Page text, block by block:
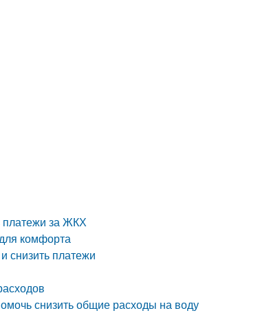
платежи за ЖКХ
комфорта
снизить платежи
снизить общие расходы на воду